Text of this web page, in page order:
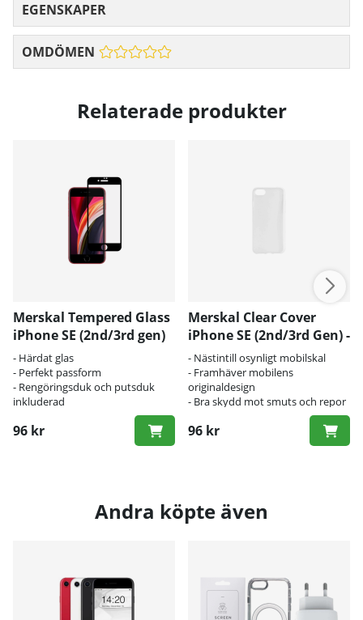
EGENSKAPER
OMDÖMEN
Relaterade produkter
Merskal Tempered Glass
iPhone SE (2nd/3rd gen)
(3D) - BULK
- Härdat glas
- Perfekt passform
- Rengöringsduk och putsduk
inkluderad
96 kr
Merskal Clear Cover
iPhone SE (2nd/3rd Gen) -
BULK
- Nästintill osynligt mobilskal
- Framhäver mobilens
originaldesign
- Bra skydd mot smuts och repor
96 kr
Andra köpte även